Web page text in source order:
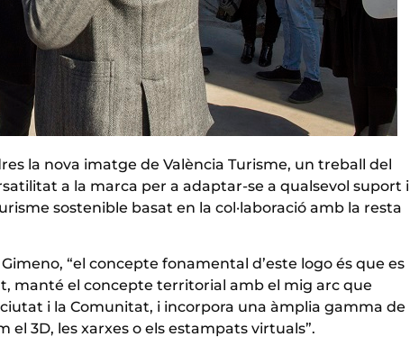
la nova imatge de València Turisme, un treball del
a la marca per a adaptar-se a qualsevol suport i
sostenible basat en la col·laboració amb la resta
“el concepte fonamental d’este logo és que es
manté el concepte territorial amb el mig arc que
i la Comunitat, i incorpora una àmplia gamma de
3D, les xarxes o els estampats virtuals”.